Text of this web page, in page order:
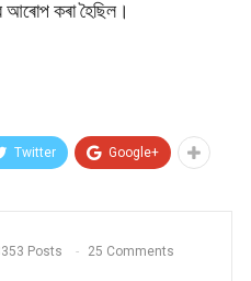
আৰোপ কৰা হৈছিল।
Twitter Google+
Posts 25 Comments